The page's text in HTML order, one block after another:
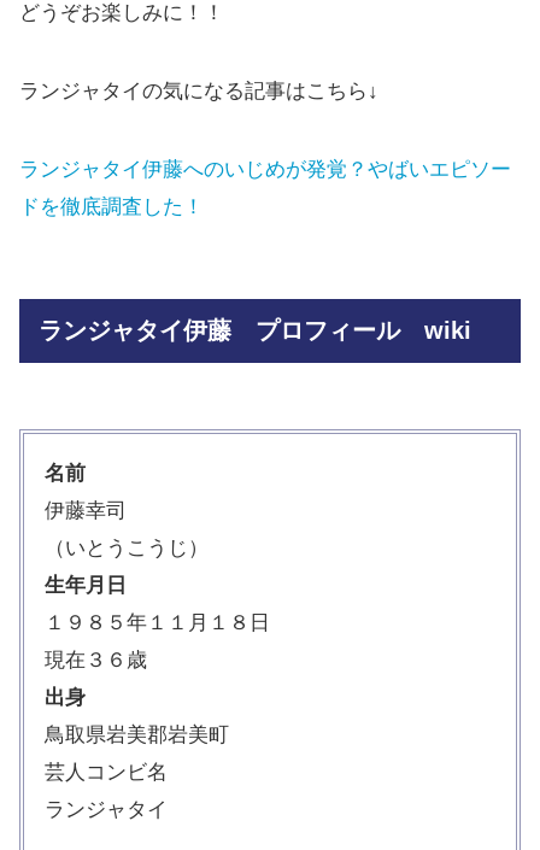
どうぞお楽しみに！！
ランジャタイの気になる記事はこちら↓
ランジャタイ伊藤へのいじめが発覚？やばいエピソー
ドを徹底調査した！
ランジャタイ伊藤 プロフィール wiki
名前
伊藤幸司
（いとうこうじ）
生年月日
１９８５年１１月１８日
現在３６歳
出身
鳥取県岩美郡岩美町
芸人コンビ名
ランジャタイ